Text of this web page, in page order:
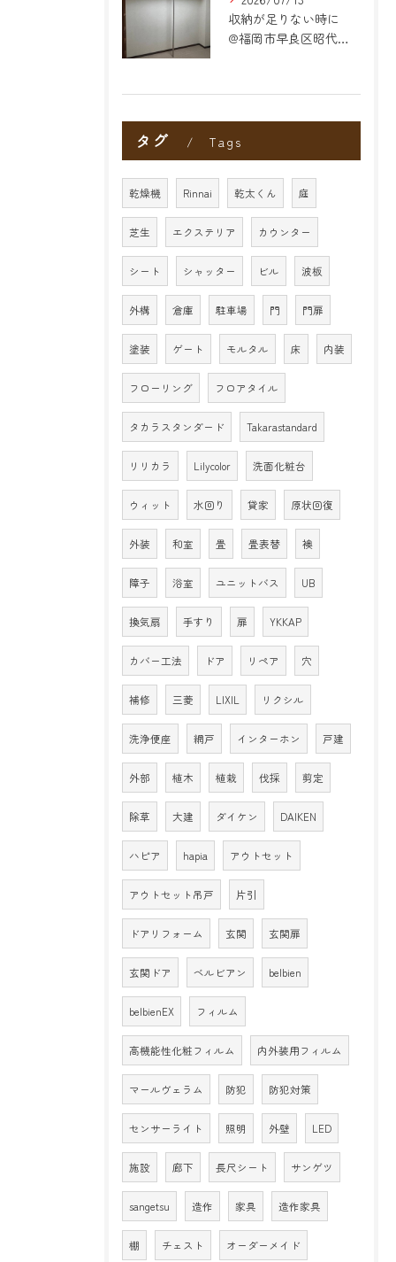
収納が足りない時に
@福岡市早良区昭代のリフォーム
タグ Tags
乾燥機 Rinnai 乾太くん 庭
芝生 エクステリア カウンター
シート シャッター ビル 波板
外構 倉庫 駐車場 門 門扉
塗装 ゲート モルタル 床 内装
フローリング フロアタイル
タカラスタンダード Takarastandard
リリカラ Lilycolor 洗面化粧台
ウィット 水回り 貸家 原状回復
外装 和室 畳 畳表替 襖
障子 浴室 ユニットバス UB
換気扇 手すり 扉 YKKAP
カバー工法 ドア リペア 穴
補修 三菱 LIXIL リクシル
洗浄便座 網戸 インターホン 戸建
外部 植木 植栽 伐採 剪定
除草 大建 ダイケン DAIKEN
ハピア hapia アウトセット
アウトセット吊戸 片引
ドアリフォーム 玄関 玄関扉
玄関ドア ベルビアン belbien
belbienEX フィルム
高機能性化粧フィルム 内外装用フィルム
マールヴェラム 防犯 防犯対策
センサーライト 照明 外壁 LED
施設 廊下 長尺シート サンゲツ
sangetsu 造作 家具 造作家具
棚 チェスト オーダーメイド